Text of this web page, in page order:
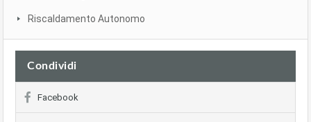
Riscaldamento Autonomo
Condividi
Facebook